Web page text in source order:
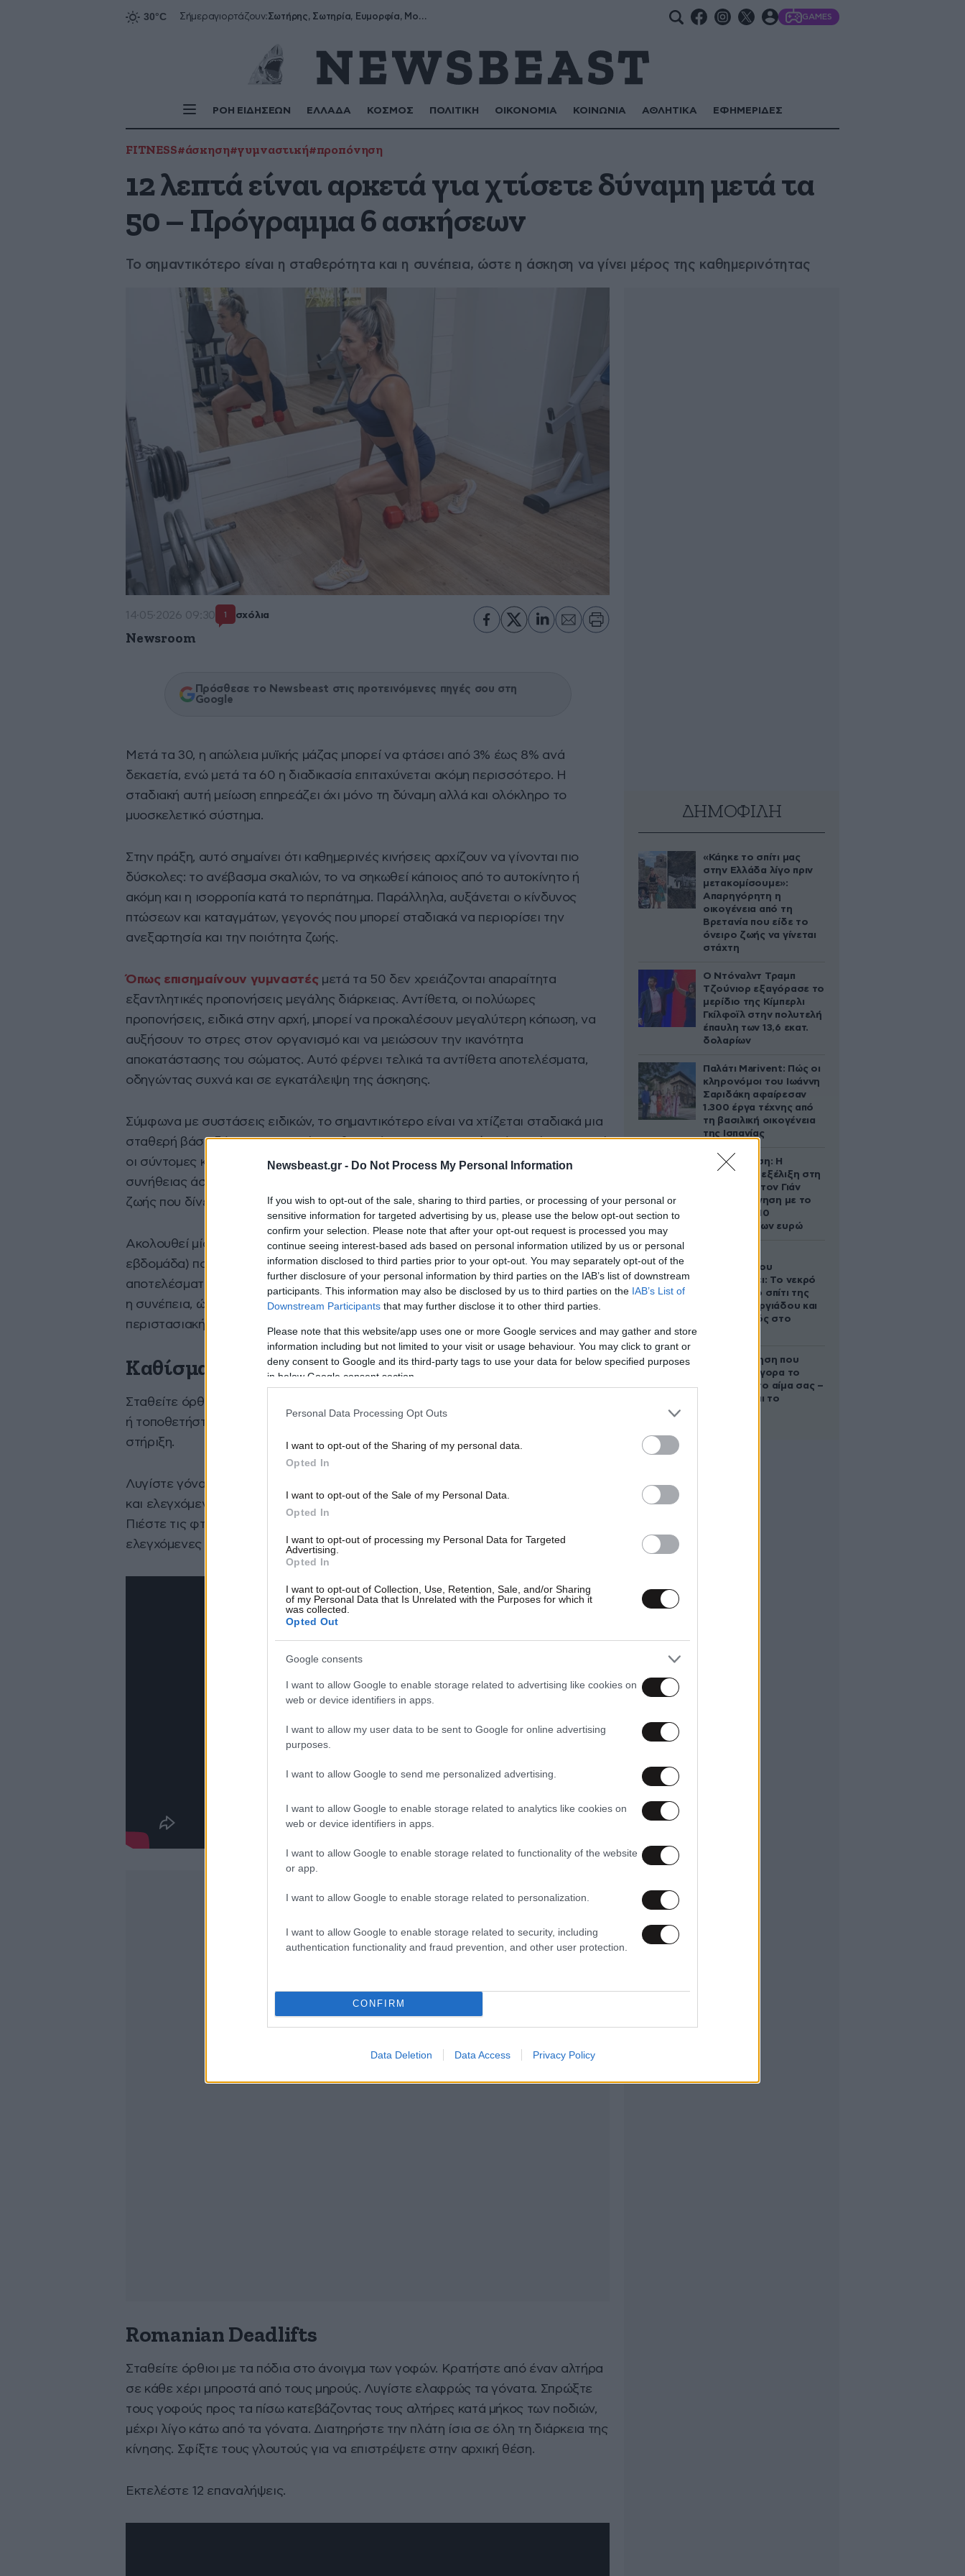
Newsbeast.gr - Do Not Process My Personal Information
If you wish to opt-out of the sale, sharing to third parties, or processing of your personal or
sensitive information for targeted advertising by us, please use the below opt-out section to
confirm your selection. Please note that after your opt-out request is processed you may
continue seeing interest-based ads based on personal information utilized by us or personal
information disclosed to third parties prior to your opt-out. You may separately opt-out of the
further disclosure of your personal information by third parties on the IAB’s list of downstream
participants. This information may also be disclosed by us to third parties on the IAB’s List of
Downstream Participants that may further disclose it to other third parties.
Please note that this website/app uses one or more Google services and may gather and store
information including but not limited to your visit or usage behaviour. You may click to grant or
deny consent to Google and its third-party tags to use your data for below specified purposes
in below Google consent section.
Personal Data Processing Opt Outs
I want to opt-out of the Sharing of my personal data.
Opted In
I want to opt-out of the Sale of my Personal Data.
Opted In
I want to opt-out of processing my Personal Data for Targeted
Advertising.
Opted In
I want to opt-out of Collection, Use, Retention, Sale, and/or Sharing
of my Personal Data that Is Unrelated with the Purposes for which it
was collected.
Opted Out
Google consents
I want to allow Google to enable storage related to advertising like cookies on
web or device identifiers in apps.
I want to allow my user data to be sent to Google for online advertising
purposes.
I want to allow Google to send me personalized advertising.
I want to allow Google to enable storage related to analytics like cookies on
web or device identifiers in apps.
I want to allow Google to enable storage related to functionality of the website
or app.
I want to allow Google to enable storage related to personalization.
I want to allow Google to enable storage related to security, including
authentication functionality and fraud prevention, and other user protection.
CONFIRM
Data Deletion Data Access Privacy Policy
Σήμεραγιορτάζουν: Σωτήρης, Σωτηρία, Ευμορφία, Μορφούλα GAMES
ΡΟΗ ΕΙΔΗΣΕΩΝ ΕΛΛΑΔΑ ΚΟΣΜΟΣ ΠΟΛΙΤΙΚΗ ΟΙΚΟΝΟΜΙΑ ΚΟΙΝΩΝΙΑ ΑΘΛΗΤΙΚΑ ΕΦΗΜΕΡΙΔΕΣ
FITNESS#άσκηση#γυμναστική#προπόνηση
12 λεπτά είναι αρκετά για χτίσετε δύναμη μετά τα
50 – Πρόγραμμα 6 ασκήσεων
Το σημαντικότερο είναι η σταθερότητα και η συνέπεια, ώστε η άσκηση να γίνει μέρος της καθημερινότητας
14·05·2026 09:30 1 σχόλια
Newsroom
Πρόσθεσε το Newsbeast στις προτεινόμενες πηγές σου στη
Google
Μετά τα 30, η απώλεια μυϊκής μάζας μπορεί να φτάσει από 3% έως 8% ανά
δεκαετία, ενώ μετά τα 60 η διαδικασία επιταχύνεται ακόμη περισσότερο. Η
σταδιακή αυτή μείωση επηρεάζει όχι μόνο τη δύναμη αλλά και ολόκληρο το
μυοσκελετικό σύστημα.
Στην πράξη, αυτό σημαίνει ότι καθημερινές κινήσεις αρχίζουν να γίνονται πιο
δύσκολες: το ανέβασμα σκαλιών, το να σηκωθεί κάποιος από το αυτοκίνητο ή
ακόμη και η ισορροπία κατά το περπάτημα. Παράλληλα, αυξάνεται ο κίνδυνος
πτώσεων και καταγμάτων, γεγονός που μπορεί σταδιακά να περιορίσει την
ανεξαρτησία και την ποιότητα ζωής.
Όπως επισημαίνουν γυμναστέςμετά τα 50 δεν χρειάζονται απαραίτητα
εξαντλητικές προπονήσεις μεγάλης διάρκειας. Αντίθετα, οι πολύωρες
προπονήσεις, ειδικά στην αρχή, μπορεί να προκαλέσουν μεγαλύτερη κόπωση, να
αυξήσουν το στρες στον οργανισμό και να μειώσουν την ικανότητα
αποκατάστασης του σώματος. Αυτό φέρνει τελικά τα αντίθετα αποτελέσματα,
οδηγώντας συχνά και σε εγκατάλειψη της άσκησης.
Σύμφωνα με συστάσεις ειδικών, το σημαντικότερο είναι να χτίζεται σταδιακά μια
σταθερή βάση δύναμης. Η συνέπεια θεωρείται πιο σημαντική από την ένταση, ενώ
οι σύντομες καθημερινές ρουτίνες βοηθούν περισσότερο στη δημιουργία μόνιμης
συνήθειας άσκησης. Με αυτόν τον τρόπο, το σώμα προσαρμόζεται σε έναν τρόπο
ζωής που δίνει προτεραιότητα στην κίνηση, τη δύναμη και την αυτονομία.
Ακολουθεί μία απλή πρωινή ρουτίνα διάρκειας 12 λεπτών (δύο φορές την
εβδομάδα) που μπορεί να πραγματοποιηθεί στο σπίτι και να προσφέρει σημαντικά
αποτελέσματα. Και να θυμάστε πάντα: Το σημαντικότερο είναι η σταθερότητα και
η συνέπεια, ώστε η άσκηση να γίνει μέρος της καθημερινότητας και όχι μια
περιστασιακή προσπάθεια.
Καθίσματα
Σταθείτε όρθιοι με τα πόδια στο άνοιγμα των ώμων. Τεντώστε τα χέρια μπροστά
ή τοποθετήστε τα στους γοφούς. Αν χρειάζεται, χρησιμοποιήστε μια καρέκλα για
στήριξη.
Λυγίστε γόνατα και γοφούς κατεβαίνοντας σε θέση καθίσματος. Κατεβείτε αργά
και ελεγχόμενα μέχρι οι μηροί να φτάσουν περίπου σε θέση «καθίσματος».
Πιέστε τις φτέρνες για να επιστρέψετε όρθιοι. Εκτελέστε 12 αργές και
ελεγχόμενες επαναλήψεις.
Romanian Deadlifts
Σταθείτε όρθιοι με τα πόδια στο άνοιγμα των γοφών. Κρατήστε από έναν αλτήρα
σε κάθε χέρι μπροστά από τους μηρούς. Λυγίστε ελαφρώς τα γόνατα. Σπρώξτε
τους γοφούς προς τα πίσω κατεβάζοντας τους αλτήρες κατά μήκος των ποδιών,
μέχρι λίγο κάτω από τα γόνατα. Διατηρήστε την πλάτη ίσια σε όλη τη διάρκεια της
κίνησης. Σφίξτε τους γλουτούς για να επιστρέψετε στην αρχική θέση.
Εκτελέστε 12 επαναλήψεις.
ΔΗΜΟΦΙΛΗ
«Κάηκε το σπίτι μας
στην Ελλάδα λίγο πριν
μετακομίσουμε»:
Απαρηγόρητη η
οικογένεια από τη
Βρετανία που είδε το
όνειρο ζωής να γίνεται
στάχτη
Ο Ντόναλντ Τραμπ
Τζούνιορ εξαγόρασε το
μερίδιο της Κίμπερλι
Γκίλφοϊλ στην πολυτελή
έπαυλη των 13,6 εκατ.
δολαρίων
Παλάτι Marivent: Πώς οι
κληρονόμοι του Ιωάννη
Σαριδάκη αφαίρεσαν
1.300 έργα τέχνης από
τη βασιλική οικογένεια
της Ισπανίας
Αθηνά Ωνάση: Η
απρόσμενη εξέλιξη στη
διαμάχη με τον Γιάν
Τοπς – Η κίνηση με το
άλογο των 10
εκατομμυρίων ευρώ
Τζώρτζογλου
αποκαλύπτει: Το νεκρό
έμβρυο στο σπίτι της
Μαρίας Γεωργιάδου και
ο εγκλεισμός στο
Η απλή άσκηση που
μειώνει γρήγορα το
σάκχαρο στο αίμα σας –
Και δεν είναι το